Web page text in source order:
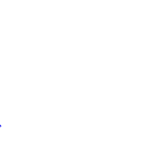
DynAir Mesh Jewel
mouches
26 – Slate